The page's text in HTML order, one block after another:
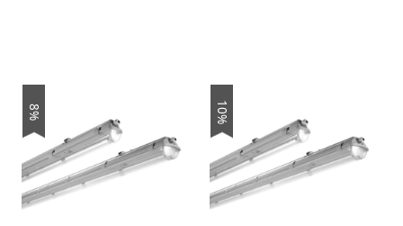
8% 10%